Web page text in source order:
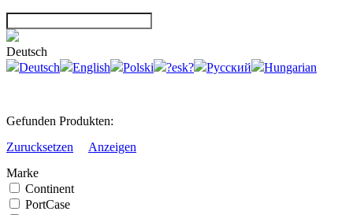
Deutsch
Deutsch
English Polski ?esk? Русский Hungarian
Gefunden Produkten:
Zurucksetzen
Anzeigen
Marke
Continent
PortCase